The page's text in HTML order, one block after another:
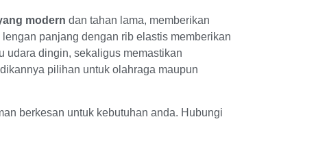
modern dan tahan lama, memberikan
panjang dengan rib elastis memberikan
udara dingin, sekaligus memastikan
pilihan untuk olahraga maupun
berkesan untuk kebutuhan anda. Hubungi